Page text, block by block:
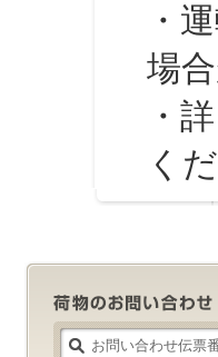
・運
場
・詳
く